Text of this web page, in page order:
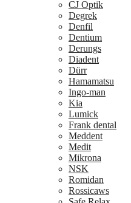
CJ Optik
Degrek
Denfil
Dentium
Derungs
Diadent
Dürr
Hamamatsu
Ingo-man
Kia
Lumick
Frank dental
Meddent
Medit
Mikrona
NSK
Romidan
Rossicaws